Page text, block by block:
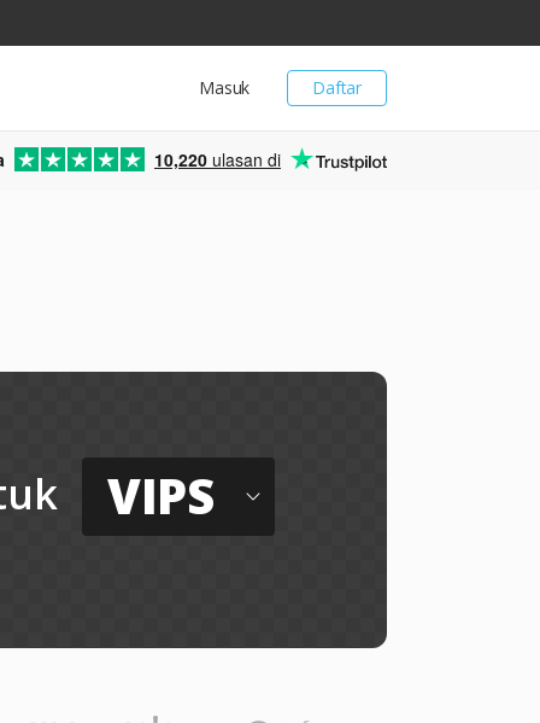
Daftar
Masuk
10,220 ulasan di
VIPS